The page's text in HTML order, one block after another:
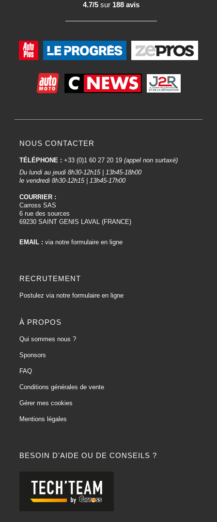
4.7/5sur 188 avis
BESOIN D'AIDE OU DE CONSEILS ?
NOUS CONTACTER
TÉLÉPHONE : +33 (0)1 60 27 20 19 (appel non surtaxé)
Du lundi au jeudi 8h30-12h15 | 13h45-18h00
le vendredi 8h30-12h15 | 13h45-17h00
COURRIER :
Carross SAS
6 rue des sources
69230 SAINT GENIS LAVAL (FRANCE)
EMAIL : via notre formulaire en ligne
RECRUTEMENT
Postulez via notre formulaire en ligne
À PROPOS
Qui sommes nous ?
Sponsors
FAQ
Conditions générales de vente
Gérer mes cookies
Mentions légales